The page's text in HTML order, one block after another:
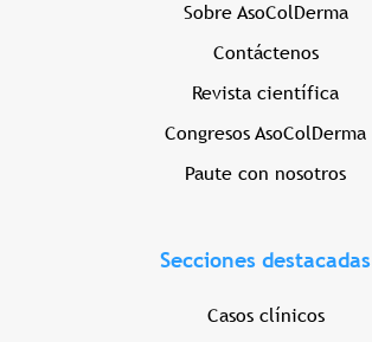
Sobre AsoColDerma
Contáctenos
Revista científica
Congresos AsoColDerma
Paute con nosotros
Secciones destacadas
Casos clínicos